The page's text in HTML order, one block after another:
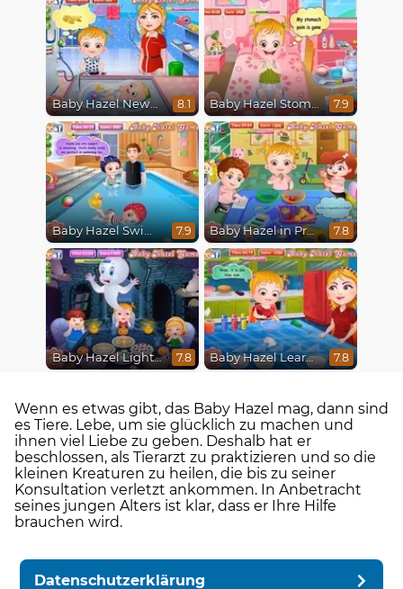
Baby Hazel Newborn Vaccination 8.1 Baby Hazel Stomach Care 7.9
Baby Hazel Swimming 7.9 Baby Hazel in Preschool 7.8
Baby Hazel Lighthouse Adventure 7.8 Baby Hazel Learns Colors 7.8
Wenn es etwas gibt, das Baby Hazel mag, dann sind
es Tiere. Lebe, um sie glücklich zu machen und
ihnen viel Liebe zu geben. Deshalb hat er
beschlossen, als Tierarzt zu praktizieren und so die
kleinen Kreaturen zu heilen, die bis zu seiner
Konsultation verletzt ankommen. In Anbetracht
seines jungen Alters ist klar, dass er Ihre Hilfe
brauchen wird.
Datenschutzerklärung